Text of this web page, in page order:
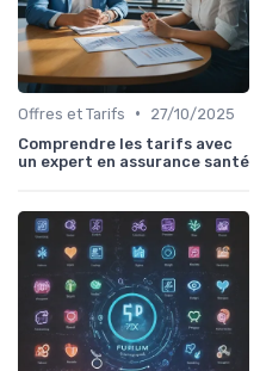
Offres et Tarifs •
27/10/2025
Comprendre les tarifs avec
un expert en assurance santé